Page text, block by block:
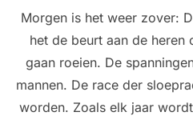
Morgen is het weer zover:
het de beurt aan de heren
gaan roeien. De
mannen. De race der
worden. Zoals elk jaar